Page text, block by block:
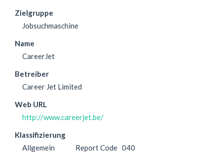
Zielgruppe
Jobsuchmaschine
Name
CareerJet
Betreiber
Career Jet Limited
Web URL
http://www.careerjet.be/
Klassifizierung
Allgemein Report Code 040